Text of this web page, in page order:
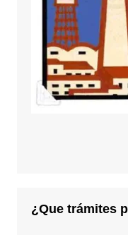
¿Que trámites